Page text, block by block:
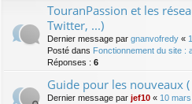
TouranPassion et les
Twitter, ...)
Dernier message par gnanvofredy «
Posté dans Fonctionnement du site :
Réponses : 6
Guide pour les nouveaux
Dernier message par jef10 « 10